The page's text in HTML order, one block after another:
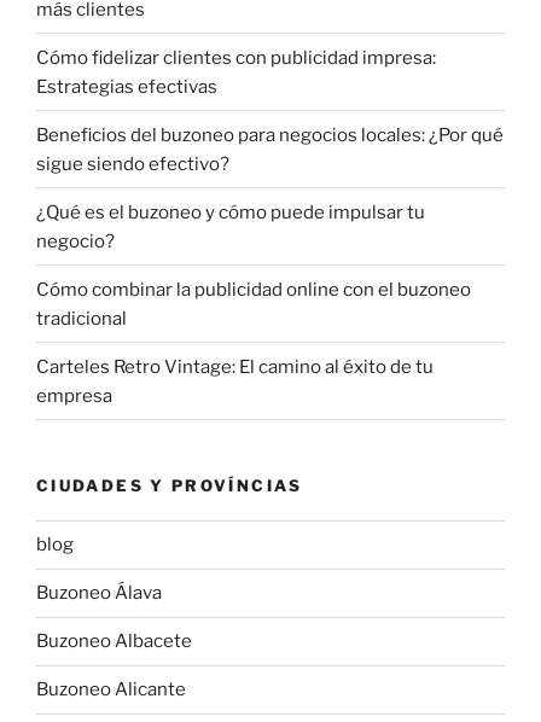
más clientes
Cómo fidelizar clientes con publicidad impresa:
Estrategias efectivas
Beneficios del buzoneo para negocios locales: ¿Por qué
sigue siendo efectivo?
¿Qué es el buzoneo y cómo puede impulsar tu
negocio?
Cómo combinar la publicidad online con el buzoneo
tradicional
Carteles Retro Vintage: El camino al éxito de tu
empresa
CIUDADES Y PROVÍNCIAS
blog
Buzoneo Álava
Buzoneo Albacete
Buzoneo Alicante